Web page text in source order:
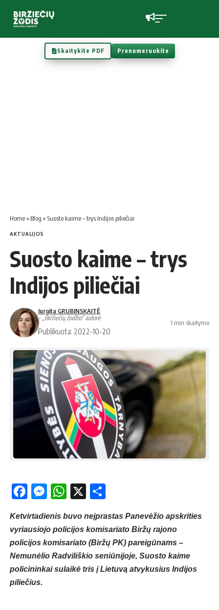
Skaitykite PDF Prenumeruokite
Home» Blog » Suosto kaime – trys Indijos piliečiai
AKTUALIJOS
Suosto kaime – trys
Indijos piliečiai
Jurgita GRUBINSKAITĖ
- „Biržiečių žodžio“ autorė
Publikuota: 2022-10-20
1 min skaitymo
Facebook
Messenger
WhatsApp
X
Ketvirtadienis buvo neįprastas Panevėžio apskrities
vyriausiojo policijos komisariato Biržų rajono
policijos komisariato (Biržų PK) pareigūnams –
Nemunėlio Radviliškio seniūnijoje, Suosto kaime
policininkai sulaikė tris į Lietuvą atvykusius Indijos
piliečius.